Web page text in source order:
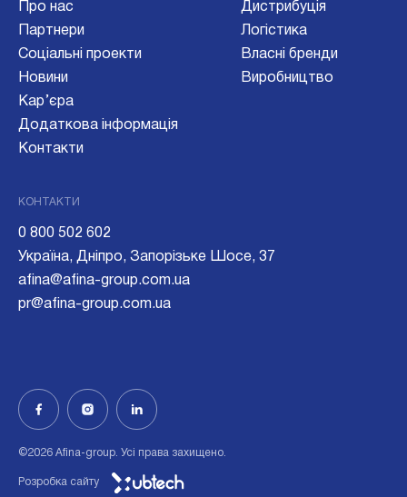
Про нас
Партнери
Соціальні проекти
Новини
Кар’єра
Додаткова інформація
Контакти
Дистрибуція
Логістика
Власні бренди
Виробництво
КОНТАКТИ
0 800 502 602
Україна, Дніпро, Запорізьке Шосе, 37
afina@afina-group.com.ua
pr@afina-group.com.ua
©2026 Afina-group. Усі права захищено.
Розробка сайту